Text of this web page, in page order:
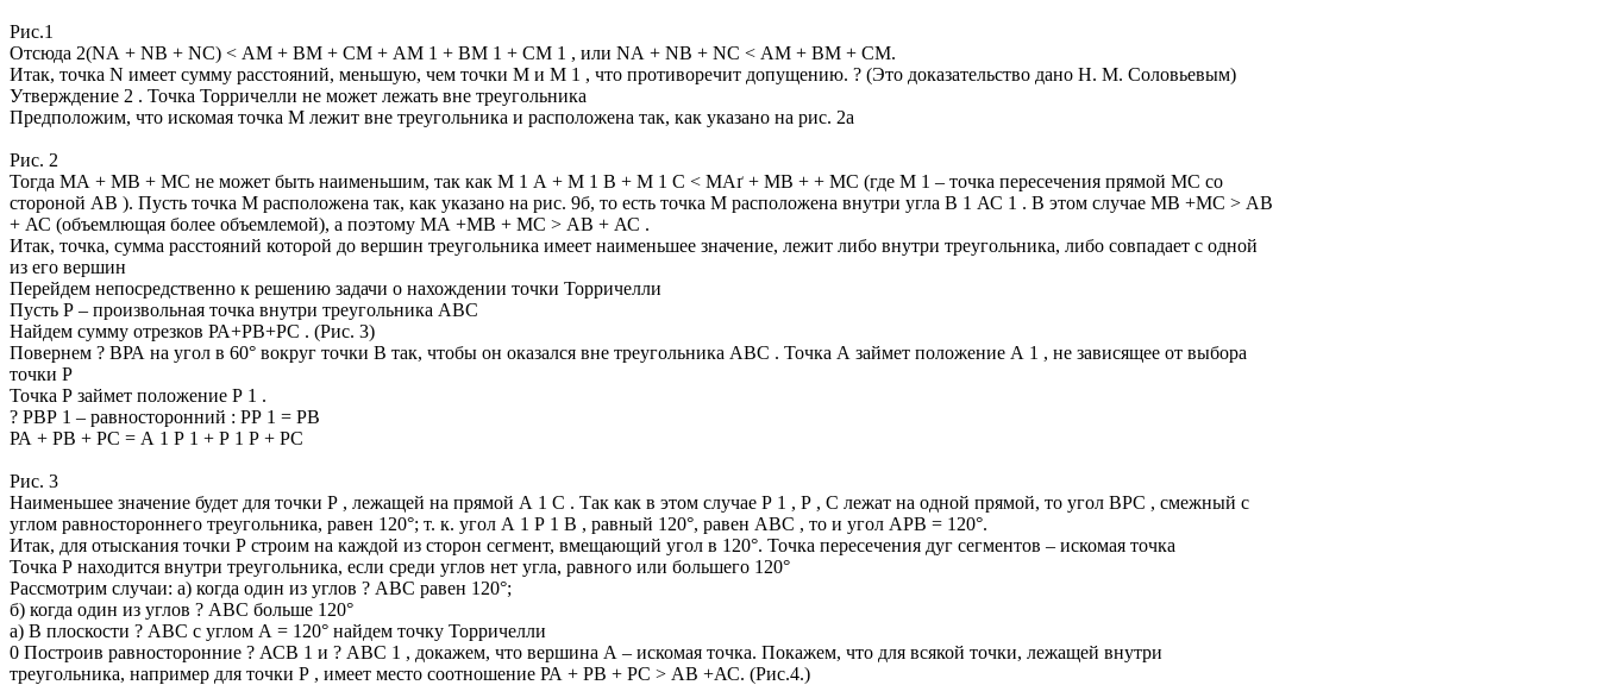
Рис.1
Отсюда 2(NА + NВ + NС) < АМ + ВМ + СМ + АМ 1 + ВМ 1 + СМ 1 , или NА + NВ + NС < АМ + ВМ + СМ.
Итак, точка N имеет сумму расстояний, меньшую, чем точки М и М 1 , что противоречит допущению. ? (Это доказательство дано Н. М. Соловьевым)
Утверждение 2 . Точка Торричелли не может лежать вне треугольника
Предположим, что искомая точка М лежит вне треугольника и расположена так, как указано на рис. 2а
Рис. 2
Тогда МА + МВ + МС не может быть наименьшим, так как М 1 А + М 1 В + М 1 С < МАґ + МВ + + МС (где М 1 – точка пересечения прямой МС со
стороной АВ ). Пусть точка М расположена так, как указано на рис. 9б, то есть точка М расположена внутри угла В 1 АС 1 . В этом случае МВ +МС > АВ
+ АС (объемлющая более объемлемой), а поэтому МА +МВ + МС > АВ + АС .
Итак, точка, сумма расстояний которой до вершин треугольника имеет наименьшее значение, лежит либо внутри треугольника, либо совпадает с одной
из его вершин
Перейдем непосредственно к решению задачи о нахождении точки Торричелли
Пусть Р – произвольная точка внутри треугольника АВС
Найдем сумму отрезков РА+РВ+РС . (Рис. 3)
Повернем ? ВРА на угол в 60° вокруг точки В так, чтобы он оказался вне треугольника АВС . Точка А займет положение А 1 , не зависящее от выбора
точки Р
Точка Р займет положение Р 1 .
? РВР 1 – равносторонний : РР 1 = РВ
РА + РВ + РС = А 1 Р 1 + Р 1 Р + РС
Рис. 3
Наименьшее значение будет для точки Р , лежащей на прямой А 1 С . Так как в этом случае Р 1 , Р , С лежат на одной прямой, то угол ВРС , смежный с
углом равностороннего треугольника, равен 120°; т. к. угол А 1 Р 1 В , равный 120°, равен АВС , то и угол АРВ = 120°.
Итак, для отыскания точки Р строим на каждой из сторон сегмент, вмещающий угол в 120°. Точка пересечения дуг сегментов – искомая точка
Точка Р находится внутри треугольника, если среди углов нет угла, равного или большего 120°
Рассмотрим случаи: а) когда один из углов ? АВС равен 120°;
б) когда один из углов ? АВС больше 120°
а) В плоскости ? АВС с углом А = 120° найдем точку Торричелли
0 Построив равносторонние ? АСВ 1 и ? АВС 1 , докажем, что вершина А – искомая точка. Покажем, что для всякой точки, лежащей внутри
треугольника, например для точки Р , имеет место соотношение РА + РВ + РС > АВ +АС. (Рис.4.)